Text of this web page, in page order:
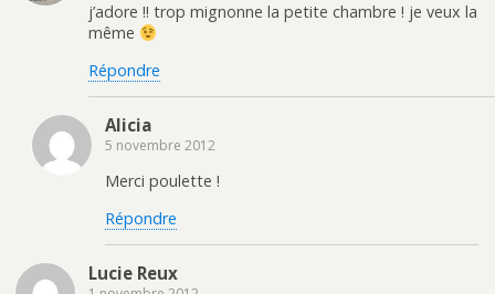
j’adore !! trop mignonne la petite chambre ! je veux la
même
Répondre
Alicia
5 novembre 2012
Merci poulette !
Répondre
Lucie Reux